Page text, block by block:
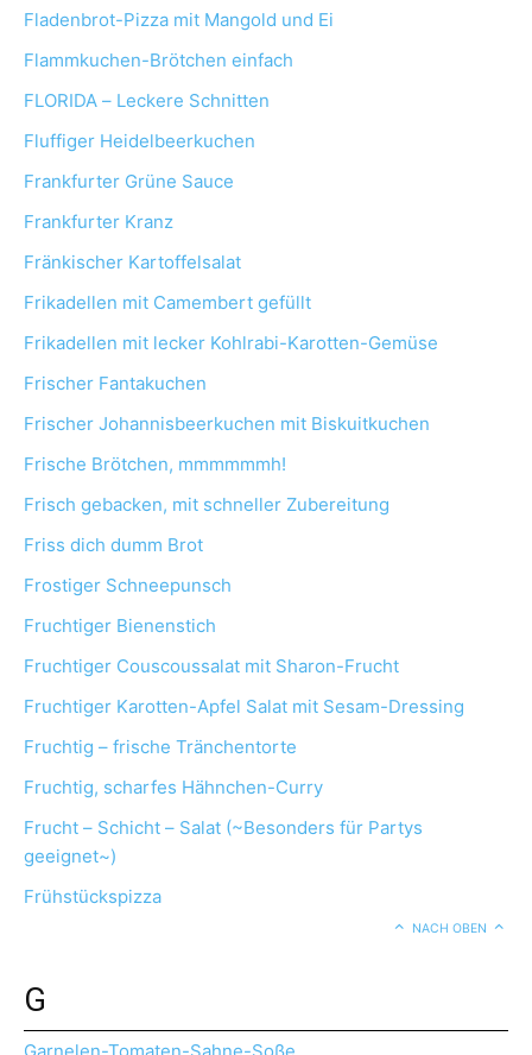
Fladenbrot-Pizza mit Mangold und Ei
Flammkuchen-Brötchen einfach
FLORIDA – Leckere Schnitten
Fluffiger Heidelbeerkuchen
Frankfurter Grüne Sauce
Frankfurter Kranz
Fränkischer Kartoffelsalat
Frikadellen mit Camembert gefüllt
Frikadellen mit lecker Kohlrabi-Karotten-Gemüse
Frischer Fantakuchen
Frischer Johannisbeerkuchen mit Biskuitkuchen
Frische Brötchen, mmmmmmh!
Frisch gebacken, mit schneller Zubereitung
Friss dich dumm Brot
Frostiger Schneepunsch
Fruchtiger Bienenstich
Fruchtiger Couscoussalat mit Sharon-Frucht
Fruchtiger Karotten-Apfel Salat mit Sesam-Dressing
Fruchtig – frische Tränchentorte
Fruchtig, scharfes Hähnchen-Curry
Frucht – Schicht – Salat (~Besonders für Partys
geeignet~)
Frühstückspizza
NACH OBEN
G